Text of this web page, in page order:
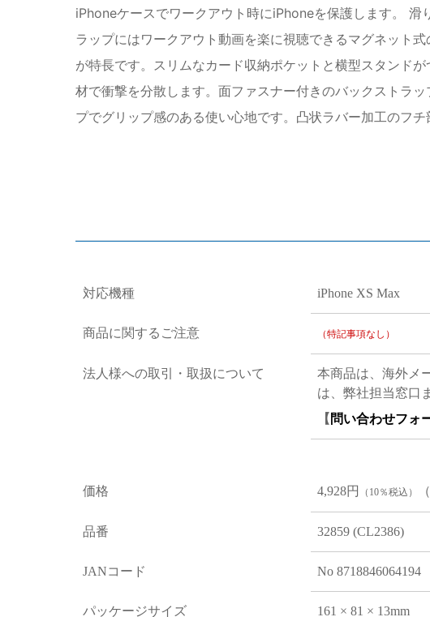
iPhoneケースでワークアウト時にiPhoneを保護します。
ラップにはワークアウト動画を楽に視聴できるマグネット
が特長です。スリムなカード収納ポケットと横型スタンド
材で衝撃を分散します。面ファスナー付きのバックストラ
プでグリップ感のある使い心地です。凸状ラバー加工のフチ
対応機種 iPhone XS Max
商品に関するご注意 （特記事項なし）
法人様への取引・取扱について
本商品は、海外メ
は、弊社担当窓口
【 問い合わせフォ
価格 4,928円 （10％税込）
品番 32859 (CL2386)
JANコード No 8718846064194
パッケージサイズ 161 × 81 × 13mm